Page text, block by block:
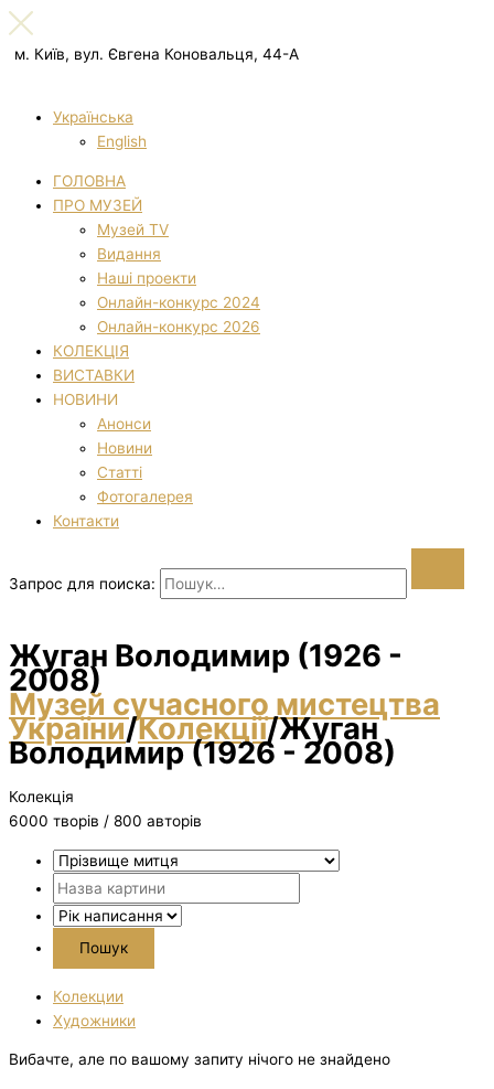
м. Київ, вул. Євгена Коновальця, 44-А
Українська
English
ГОЛОВНА
ПРО МУЗЕЙ
Музей TV
Видання
Наші проекти
Онлайн-конкурс 2024
Онлайн-конкурс 2026
КОЛЕКЦІЯ
ВИСТАВКИ
НОВИНИ
Анонси
Новини
Статті
Фотогалерея
Контакти
Запрос для поиска:
Жуган Володимир (1926 -
2008)
Музей сучасного мистецтва
України/Колекції/Жуган
Володимир (1926 - 2008)
Колекція
6000 творiв / 800 авторів
Колекции
Художники
Вибачте, але по вашому запиту нічого не знайдено